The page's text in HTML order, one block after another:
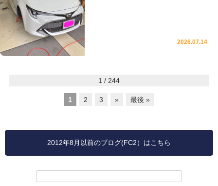
2026.07.14
1 / 244
1 2 3 » 最後 »
2012年8月以前のブログ(FC2）はこちら